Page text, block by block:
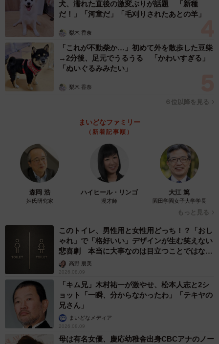
犬、濡れた直後の激変ぶりが話題 「新種
だ！」「河童だ」「毛刈りされたあとの羊」
梨木 香奈
「これが不動柴か…」初めて外を散歩した豆柴
→2分後、足元でうるうる 「かわいすぎる」
「ぬいぐるみみたい」
梨木 香奈
６位以降を見る
まいどなファミリー
（新着記事順）
森岡 浩
姓氏研究家
ハイヒール・リンゴ
漫才師
大江 篤
園田学園女子大学学長
もっと見る
このトイレ、男性用と女性用どっち！？「おし
ゃれ」で「格好いい」デザインが生む笑えない
悲喜劇 本当に大事なのは目立つことではな
く…高野 朋美
2026.08.09
「キム兄」木村祐一が激やせ、松本人志と2シ
ョット「一瞬、分からなかったわ」「テキヤの
兄さん」
まいどなメディア
2026.08.09
母は有名女優、慶応幼稚舎出身CBCアナのノー